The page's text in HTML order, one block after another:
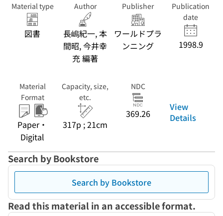
Material type
図書
Author
長嶋紀一, 本
間昭, 今井幸
充 編著
Publisher
ワールドプラ
ンニング
Publication
date
1998.9
Material
Format
Paper・
Digital
Capacity, size,
etc.
317p ; 21cm
NDC
369.26
View
Details
Search by Bookstore
Search by Bookstore
Read this material in an accessible format.